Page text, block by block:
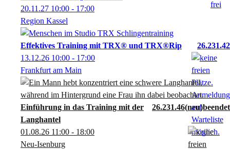
Einführung in das Training mit der
Langhantel
26.231.46 neu
01.08.26 11:00 - 18:00
Neu-Isenburg
Effektives Training mit TRX® und TRX®Rip
26.231.42
13.12.26 10:00 - 17:00
Frankfurt am Main
20.11.27 10:00 - 17:00
Region Kassel